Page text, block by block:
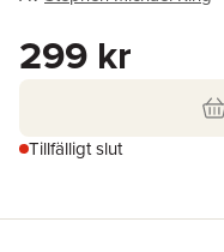
299 kr
Tillfälligt slut